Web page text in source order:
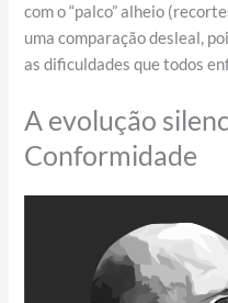
com o “palco” alheio
uma comparação desleal,
as dificuldades que todos
A evolução
Conformidade